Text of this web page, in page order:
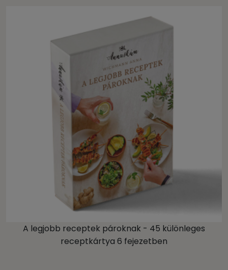
A legjobb receptek pároknak - 45 különleges
receptkártya 6 fejezetben